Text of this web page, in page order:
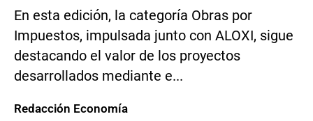
En esta edición, la categoría Obras por
Impuestos, impulsada junto con ALOXI, sigue
destacando el valor de los proyectos
desarrollados mediante e...
Redacción Economía